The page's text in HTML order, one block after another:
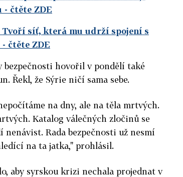
- čtěte ZDE
síť, která mu udrží spojení s
- čtěte ZDE
bezpečnosti hovořil v pondělí také
Řekl, že Sýrie ničí sama sebe.
na dny, ale na těla mrtvých.
Katalog válečných zločinů se
nenávist. Rada bezpečnosti už nesmí
na ta jatka," prohlásil.
aby syrskou krizi nechala projednat v